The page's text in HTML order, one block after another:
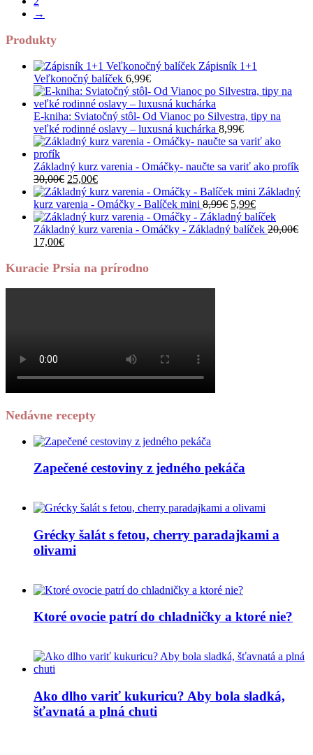
→
Produkty
Zápisník 1+1
Veľkonočný balíček 6,99€
E-kniha: Sviatočný stôl- Od Vianoc po Silvestra, tipy na
veľké rodinné oslavy – luxusná kuchárka 8,99€
Základný kurz varenia - Omáčky- naučte sa variť ako profík
30,00€ Pôvodná
cena
bola:
30,00€.
25,00€Aktuálna
cena
je:
25,00€.
Základný
kurz varenia - Omáčky - Balíček mini 8,99€ Pôvodná
cena
bola:
5,99€Aktuálna
cena
je:
Základný kurz varenia - Omáčky - Základný balíček 20,00€
Pôvodná
bola:
17,00€Aktuálna
je:
Kuracie Prsia na prírodno
Nedávne recepty
Zapečené cestoviny z jedného pekáča
Grécky šalát s fetou, cherry paradajkami a
olivami
Ktoré ovocie patrí do chladničky a ktoré nie?
Ako dlho variť kukuricu? Aby bola sladká,
šťavnatá a plná chuti